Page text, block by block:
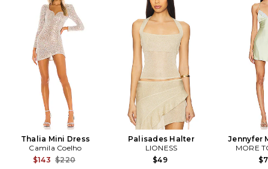
Thalia Mini Dress
Camila Coelho
$143 Previous price:
$220
Palisades Halter
LIONESS
$49
Jennyfer
MORE